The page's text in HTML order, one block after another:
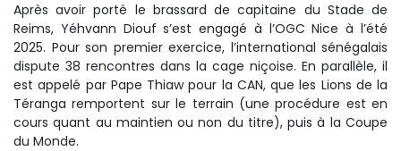
Après avoir porté le brassard de capitaine du Stade de
Reims, Yéhvann Diouf s’est engagé à l’OGC Nice à l’été
2025. Pour son premier exercice, l’international sénégalais
dispute 38 rencontres dans la cage niçoise. En parallèle, il
est appelé par Pape Thiaw pour la CAN, que les Lions de la
Téranga remportent sur le terrain (une procédure est en
cours quant au maintien ou non du titre), puis à la Coupe
du Monde.